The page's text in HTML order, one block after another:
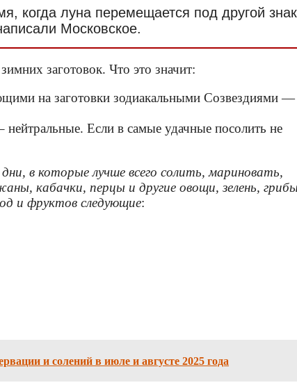
когда луна перемещается под другой знак
Московское.
заготовок. Что это значит:
на заготовки зодиакальными Созвездиями —
Если в самые удачные посолить не
в которые лучше всего солить, мариновать,
кабачки, перцы и другие овощи, зелень,
и фруктов следующие:
и солений в июле и августе 2025 года